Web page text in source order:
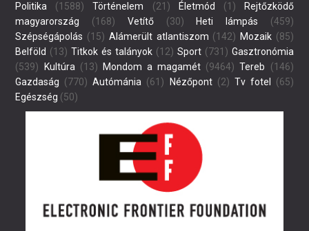
Politika (1588) Történelem (21) Életmód (1)
Rejtőzködő
magyarország (168) Vetítő(30) Heti lámpás (459)
Szépségápolás (15) Alámerült atlantiszom (142) Mozaik(85)
Belföld (13) Titkok és talányok (12) Sport(731) Gasztronómia
(539)
Kultúra (13) Mondom a magamét (9464) Tereb (146)
Gazdaság (770) Autómánia (61) Nézőpont(2) Tv fotel
(65)
Egészség (50)